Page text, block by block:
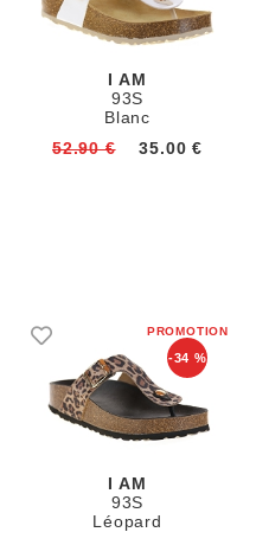
I AM
93S
Blanc
52.90 €
35.00 €
-34 %
I AM
93S
Léopard